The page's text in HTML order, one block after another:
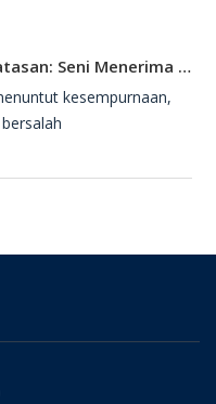
Mengaku Cinta Di Balik Keterbatasan: Seni Menerima Diri Di Hadapan Ilahi
kesempurnaan,